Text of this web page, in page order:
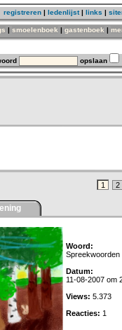
registreren | ledenlijst| links |
| smoelenboek | gastenboek |
opslaan
1 2
Woord:
Spreekwoorden
Datum:
11-08-2007 om
Views: 5.373
Reacties: 1